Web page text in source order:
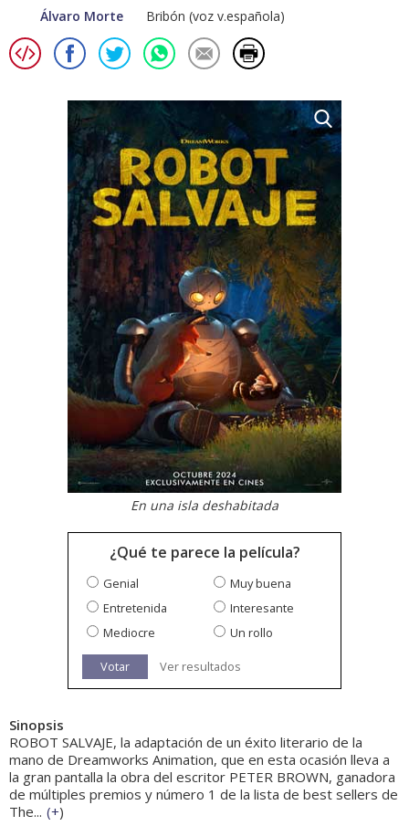
Álvaro Morte
Bribón (voz v.española)
En una isla deshabitada
¿Qué te parece la película?
Genial
Muy buena
Entretenida
Interesante
Mediocre
Un rollo
Votar Ver resultados
Sinopsis
ROBOT SALVAJE, la adaptación de un éxito literario de la
mano de Dreamworks Animation, que en esta ocasión lleva a
la gran pantalla la obra del escritor PETER BROWN, ganadora
de múltiples premios y número 1 de la lista de best sellers de
The... (+)